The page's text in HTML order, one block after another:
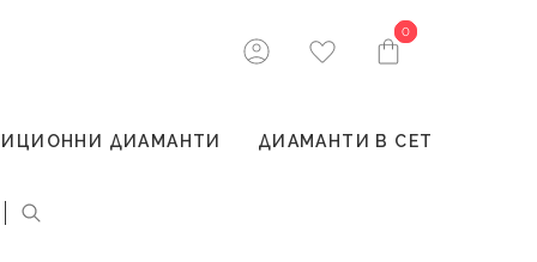
0
0
ДИАМАНТИ ДИАМАНТИ В СЕТ